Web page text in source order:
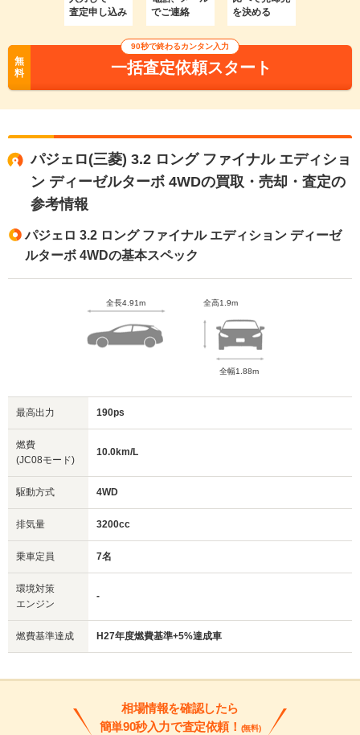
査定申し込み
でご連絡
を決める
無
料
90秒で終わるカンタン入力
一括査定依頼スタート
パジェロ(三菱) 3.2 ロング ファイナル エディショ
ン ディーゼルターボ 4WDの買取・売却・査定の
参考情報
パジェロ 3.2 ロング ファイナル エディション ディーゼ
ルターボ 4WDの基本スペック
全長4.91m 全高1.9m
全幅1.88m
最高出力 190ps
燃費
(JC08モード)
10.0km/L
駆動方式 4WD
排気量 3200cc
乗車定員 7名
環境対策
エンジン
-
燃費基準達成 H27年度燃費基準+5%達成車
相場情報を確認したら
簡単90秒入力で査定依頼！ (無料)